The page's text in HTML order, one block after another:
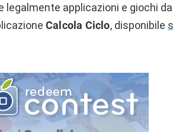
applicazioni e giochi da
Calcola Ciclo, disponibile